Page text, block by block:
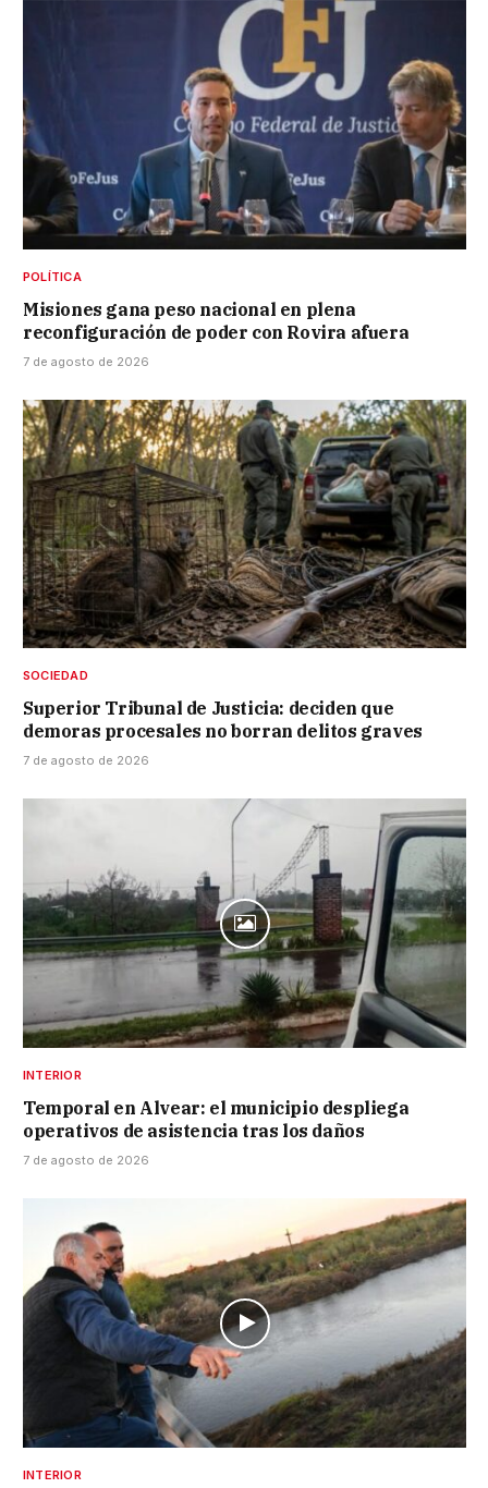
POLÍTICA
Misiones gana peso nacional en plena
reconfiguración de poder con Rovira afuera
7 de agosto de 2026
SOCIEDAD
Superior Tribunal de Justicia: deciden que
demoras procesales no borran delitos graves
7 de agosto de 2026
INTERIOR
Temporal en Alvear: el municipio despliega
operativos de asistencia tras los daños
7 de agosto de 2026
INTERIOR